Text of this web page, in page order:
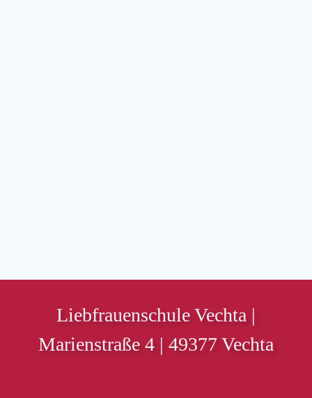
Liebfrauenschule Vechta |
Marienstraße 4 | 49377 Vechta